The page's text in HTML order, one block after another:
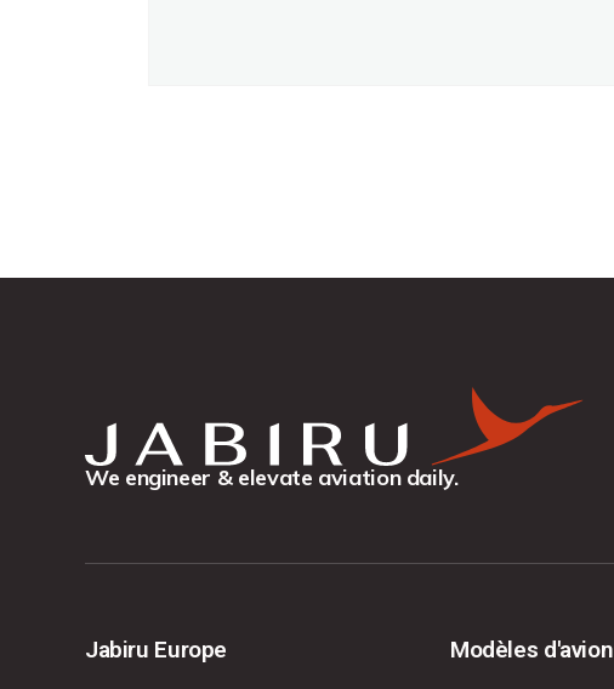
We engineer & elevate aviation daily.
Jabiru Europe Modèles d'avion